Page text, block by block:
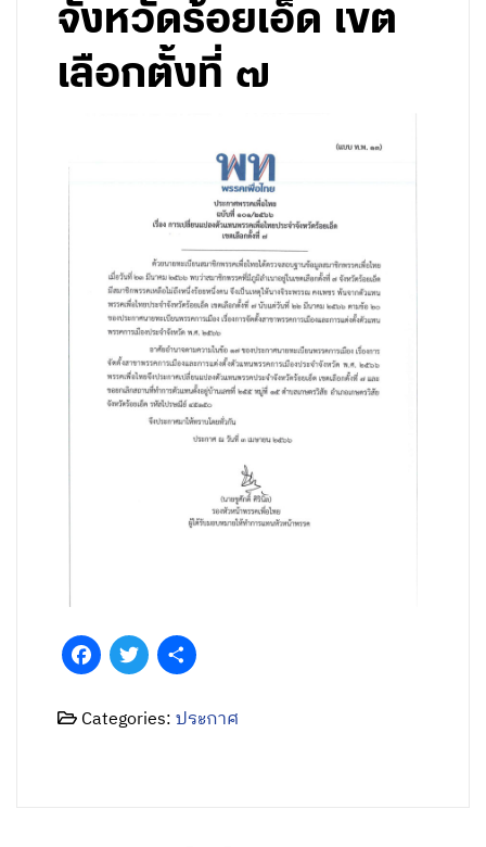
จังหวัดร้อยเอ็ด เขต
เลือกตั้งที่ ๗
FacebookTwitter
Categories:ประกาศ